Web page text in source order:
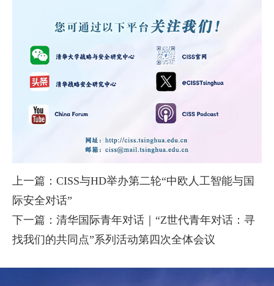
上一篇：CISS与HD举办第二轮“中欧人工智能与国
际安全对话”
下一篇：清华国际青年对话｜“Z世代青年对话：寻
找我们的共同点”系列活动第四次全体会议